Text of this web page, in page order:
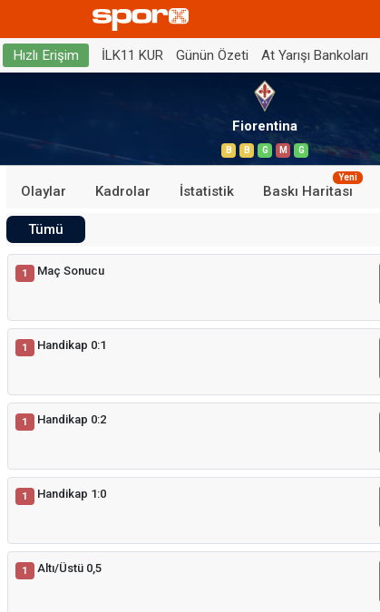
Hızlı Erişim İLK11 KUR Günün Özeti At Yarışı Bankoları
Fiorentina
B B G M G
Olaylar Kadrolar İstatistik Baskı Haritası
Yeni
Tümü
1 Maç Sonucu
1 Handikap 0:1
1 Handikap 0:2
1 Handikap 1:0
1 Altı/Üstü 0,5